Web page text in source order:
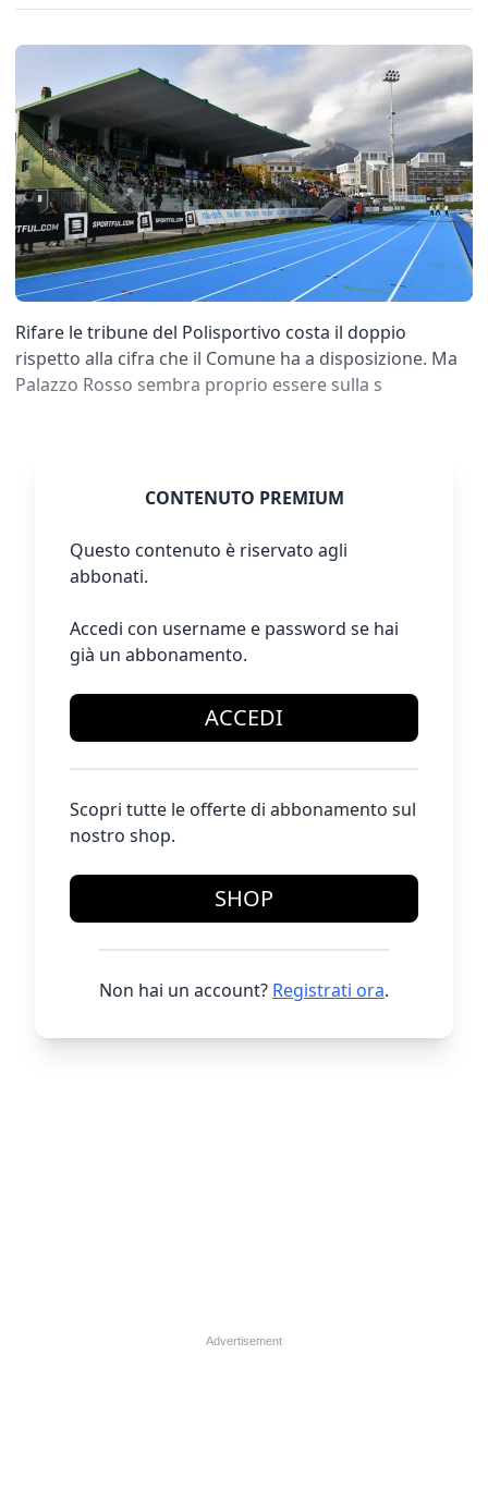
Rifare le tribune del Polisportivo costa il doppio
rispetto alla cifra che il Comune ha a disposizione. Ma
Palazzo Rosso sembra proprio essere sulla s
CONTENUTO PREMIUM
Questo contenuto è riservato agli
abbonati.
Accedi con username e password se hai
già un abbonamento.
ACCEDI
Scopri tutte le offerte di abbonamento sul
nostro shop.
SHOP
Non hai un account? Registrati ora.